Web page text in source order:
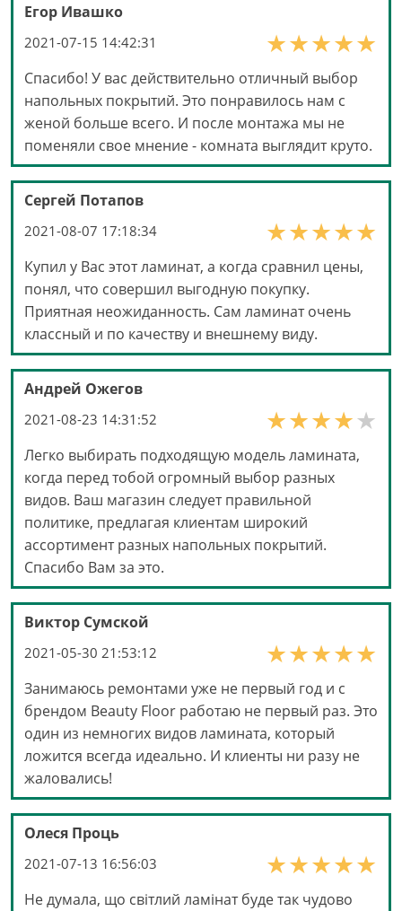
Егор Ивашко
2021-07-15 14:42:31
Спасибо! У вас действительно отличный выбор
напольных покрытий. Это понравилось нам с
женой больше всего. И после монтажа мы не
поменяли свое мнение - комната выглядит круто.
Сергей Потапов
2021-08-07 17:18:34
Купил у Вас этот ламинат, а когда сравнил цены,
понял, что совершил выгодную покупку.
Приятная неожиданность. Сам ламинат очень
классный и по качеству и внешнему виду.
Андрей Ожегов
2021-08-23 14:31:52
Легко выбирать подходящую модель ламината,
когда перед тобой огромный выбор разных
видов. Ваш магазин следует правильной
политике, предлагая клиентам широкий
ассортимент разных напольных покрытий.
Спасибо Вам за это.
Виктор Сумской
2021-05-30 21:53:12
Занимаюсь ремонтами уже не первый год и с
брендом Beauty Floor работаю не первый раз. Это
один из немногих видов ламината, который
ложится всегда идеально. И клиенты ни разу не
жаловались!
Олеся Проць
2021-07-13 16:56:03
Не думала, що світлий ламінат буде так чудово